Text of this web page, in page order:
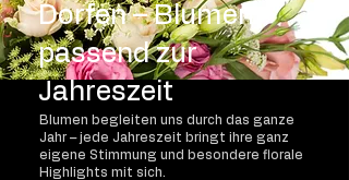
Blumen begleiten uns durch das ganze
Jahr – jede Jahreszeit bringt ihre ganz
eigene Stimmung und besondere florale
Highlights mit sich.
Dorfen – Blumen
passend zur
Jahreszeit